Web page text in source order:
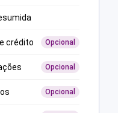
crédito Opcional
Opcional
Opcional